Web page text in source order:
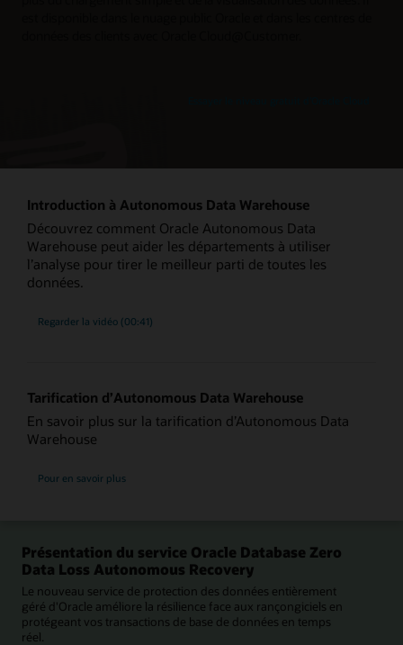
Introduction à Autonomous Data Warehouse
Découvrez comment Oracle Autonomous Data
Warehouse peut aider les départements à utiliser
l’analyse pour tirer le meilleur parti de toutes les
données.
Regarder la vidéo (00:41)
Tarification d’Autonomous Data Warehouse
En savoir plus sur la tarification d’Autonomous Data
Warehouse
Pour en savoir plus
Présentation du service Oracle Database Zero
Data Loss Autonomous Recovery
Le nouveau service de protection des données entièrement
géré d'Oracle améliore la résilience face aux rançongiciels en
protégeant vos transactions de base de données en temps
réel.